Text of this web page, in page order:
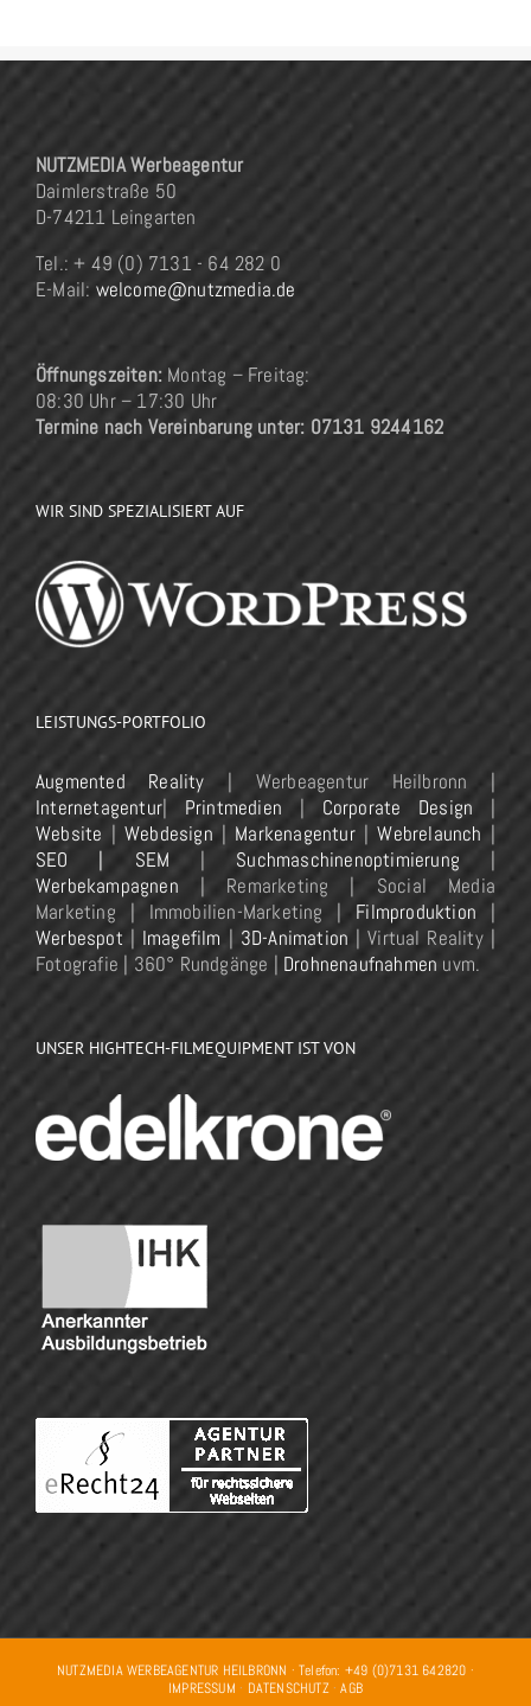
NUTZMEDIA Werbeagentur
Daimlerstraße 50
D-74211 Leingarten
Tel.: + 49 (0) 7131 - 64 282 0
E-Mail: welcome@nutzmedia.de
Öffnungszeiten: Montag – Freitag:
08:30 Uhr – 17:30 Uhr
Termine nach Vereinbarung unter: 07131 9244162
WIR SIND SPEZIALISIERT AUF
LEISTUNGS-PORTFOLIO
Augmented Reality | Werbeagentur Heilbronn |
Internetagentur| Printmedien | Corporate Design |
Website | Webdesign | Markenagentur|Webrelaunch |
SEO | SEM | Suchmaschinenoptimierung |
Werbekampagnen | Remarketing | Social Media
Marketing | Immobilien-Marketing | Filmproduktion |
Werbespot | Imagefilm | 3D-Animation | Virtual Reality |
Fotografie | 360° Rundgänge | Drohnenaufnahmen uvm.
UNSER HIGHTECH-FILMEQUIPMENT IST VON
NUTZMEDIA WERBEAGENTUR HEILBRONN · Telefon: +49 (0)7131 642820 ·
IMPRESSUM · DATENSCHUTZ·AGB